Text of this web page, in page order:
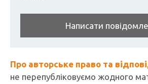
Написати
Про авторське право та
не перепубліковуємо жодного